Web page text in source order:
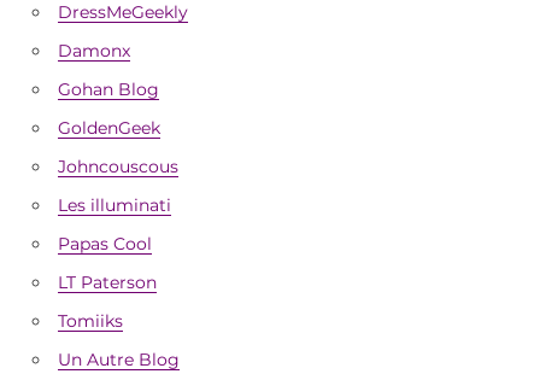
DressMeGeekly
Damonx
Gohan Blog
GoldenGeek
Johncouscous
Les illuminati
Papas Cool
LT Paterson
Tomiiks
Un Autre Blog